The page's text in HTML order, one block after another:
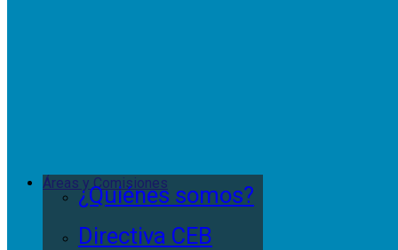
¿Quiénes somos?
Directiva CEB
Áreas y Comisiones